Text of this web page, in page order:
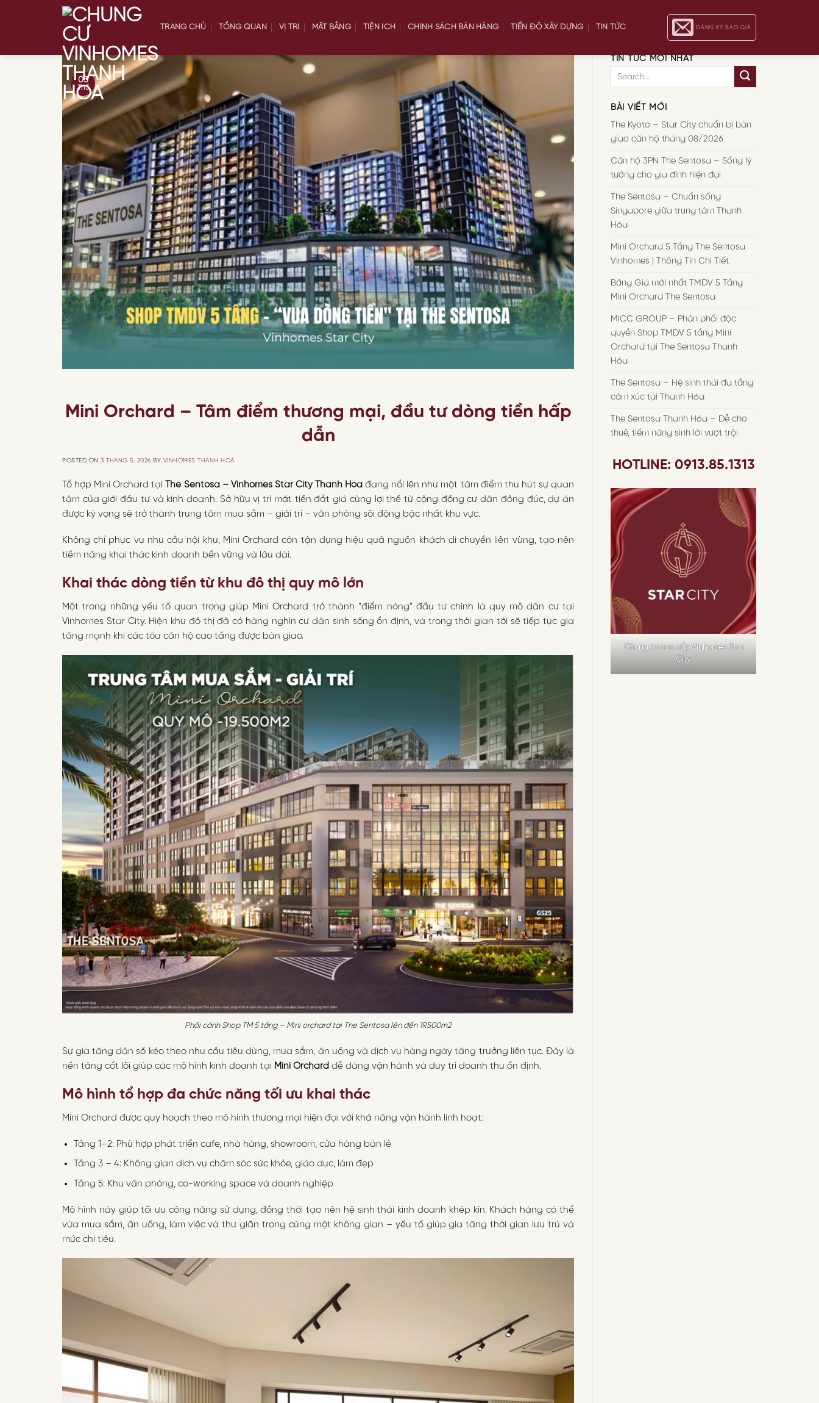
TRANG CHỦ TỔNG QUAN VỊ TRÍ MẶT BẰNG TIỆN ÍCH CHÍNH SÁCH BÁN HÀNG TIẾN ĐỘ XÂY DỰNG TIN TỨC ĐĂNG KÝ BÁO GIÁ
03
Th5
Mini Orchard – Tâm điểm thương mại, đầu tư dòng tiền hấp
dẫn
POSTED ON3 THÁNG 5, 2026 BY VINHOMES THANH HOÁ
Tổ hợp Mini Orchard tại The Sentosa – Vinhomes Star City Thanh Hóa đang nổi lên như một tâm điểm thu hút sự quan
tâm của giới đầu tư và kinh doanh. Sở hữu vị trí mặt tiền đắt giá cùng lợi thế từ cộng đồng cư dân đông đúc, dự án
được kỳ vọng sẽ trở thành trung tâm mua sắm – giải trí – văn phòng sôi động bậc nhất khu vực.
Không chỉ phục vụ nhu cầu nội khu, Mini Orchard còn tận dụng hiệu quả nguồn khách di chuyển liên vùng, tạo nên
tiềm năng khai thác kinh doanh bền vững và lâu dài.
Khai thác dòng tiền từ khu đô thị quy mô lớn
Một trong những yếu tố quan trọng giúp Mini Orchard trở thành “điểm nóng” đầu tư chính là quy mô dân cư tại
Vinhomes Star City. Hiện khu đô thị đã có hàng nghìn cư dân sinh sống ổn định, và trong thời gian tới sẽ tiếp tục gia
tăng mạnh khi các tòa căn hộ cao tầng được bàn giao.
Phối cảnh Shop TM 5 tầng – Mini orchard tại The Sentosa lên đến 19.500m2
Sự gia tăng dân số kéo theo nhu cầu tiêu dùng, mua sắm, ăn uống và dịch vụ hàng ngày tăng trưởng liên tục. Đây là
nền tảng cốt lõi giúp các mô hình kinh doanh tại Mini Orchard dễ dàng vận hành và duy trì doanh thu ổn định.
Mô hình tổ hợp đa chức năng tối ưu khai thác
Mini Orchard được quy hoạch theo mô hình thương mại hiện đại với khả năng vận hành linh hoạt:
Tầng 1–2: Phù hợp phát triển cafe, nhà hàng, showroom, cửa hàng bán lẻ
Tầng 3 – 4: Không gian dịch vụ chăm sóc sức khỏe, giáo dục, làm đẹp
Tầng 5: Khu văn phòng, co-working space và doanh nghiệp
Mô hình này giúp tối ưu công năng sử dụng, đồng thời tạo nên hệ sinh thái kinh doanh khép kín. Khách hàng có thể
vừa mua sắm, ăn uống, làm việc và thư giãn trong cùng một không gian – yếu tố giúp gia tăng thời gian lưu trú và
mức chi tiêu.
TIN TỨC MỚI NHẤT
BÀI VIẾT MỚI
The Kyoto – Star City chuẩn bị bàn
giao căn hộ tháng 08/2026
Căn hộ 3PN The Sentosa – Sống lý
tưởng cho gia đình hiện đại
The Sentosa – Chuẩn sống
Singapore giữa trung tâm Thanh
Hóa
Mini Orchard 5 Tầng The Sentosa
Vinhomes | Thông Tin Chi Tiết
Bảng Giá mới nhất TMDV 5 Tầng
Mini Orchard The Sentosa
MICC GROUP – Phân phối độc
quyền Shop TMDV 5 tầng Mini
Orchard tại The Sentosa Thanh
Hóa
The Sentosa – Hệ sinh thái đa tầng
cảm xúc tại Thanh Hóa
The Sentosa Thanh Hóa – Dễ cho
thuê, tiềm năng sinh lời vượt trội
HOTLINE: 0913.85.1313
Chung cư cao cấp Vinhomes Star
City